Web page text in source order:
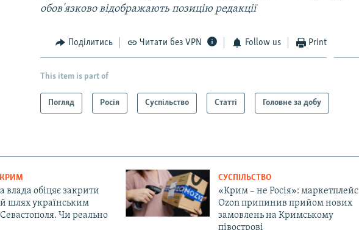
обов'язково відображають позицію редакції
Поділитись Читати без VPN Follow us Print
This item is part of
Погляд Росія Суспільство Статті Головне за добу
КРИМ
влада обіцяє закрити
шлях українським
Чи реально
СУСПІЛЬСТВО
«Крим – не Росія»: маркетплейс
Ozon припинив прийом нових
замовлень на Кримському
півострові